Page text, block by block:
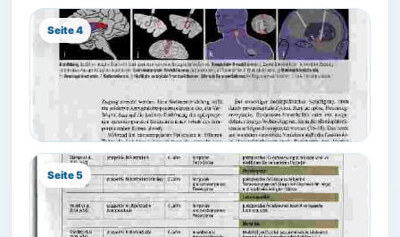
Seite 4
Seite 5